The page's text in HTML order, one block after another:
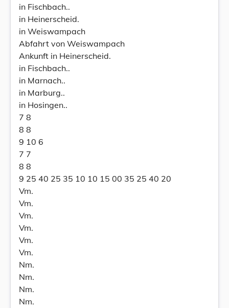
in Fischbach..
in Heinerscheid.
in Weiswampach
Abfahrt von Weiswampach
Ankunft in Heinerscheid.
in Fischbach..
in Marnach..
in Marburg..
in Hosingen..
7 8
8 8
9 10 6
7 7
8 8
9 25 40 25 35 10 10 15 00 35 25 40 20
Vm.
Vm.
Vm.
Vm.
Vm.
Vm.
Nm.
Nm.
Nm.
Nm.